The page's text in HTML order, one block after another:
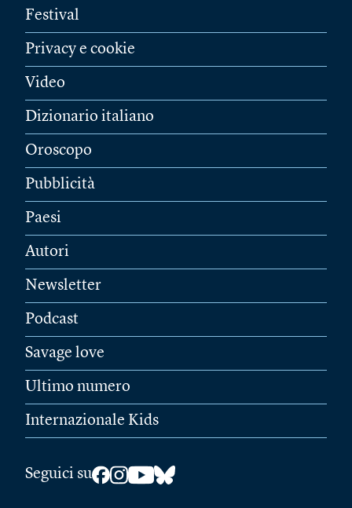
Festival
Privacy e cookie
Video
Dizionario italiano
Oroscopo
Pubblicità
Paesi
Autori
Newsletter
Podcast
Savage love
Ultimo numero
Internazionale Kids
Seguici su